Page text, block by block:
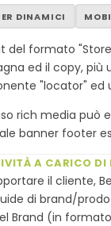
DINAMICI
del formato
ed il copy, più
"locator" ed
rich media può
banner footer
A CARICO DI
il cliente,
di brand/
Brand (in